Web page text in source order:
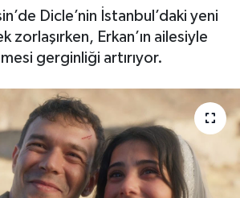
Dicle’nin İstanbul’daki yeni
zorlaşırken, Erkan’ın ailesiyle
gerginliği artırıyor.